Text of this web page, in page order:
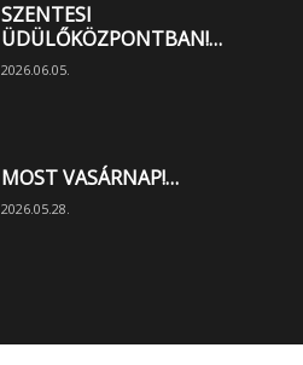
SZENTESI
ÜDÜLŐKÖZPONTBAN!…
2026.06.05.
MOST VASÁRNAP!…
2026.05.28.